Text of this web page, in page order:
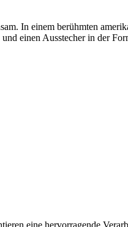
In einem berühmten
einen Ausstecher in der
eine hervorragende